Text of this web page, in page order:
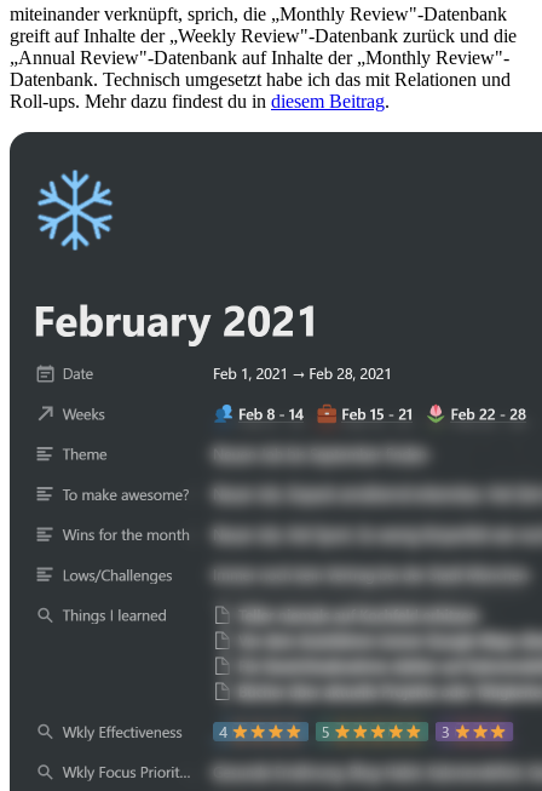
miteinander verknüpft, sprich, die „Monthly Review"-Datenbank
greift auf Inhalte der „Weekly Review"-Datenbank zurück und die
„Annual Review"-Datenbank auf Inhalte der „Monthly Review"-
Datenbank. Technisch umgesetzt habe ich das mit Relationen und
Roll-ups. Mehr dazu findest du in diesem Beitrag.